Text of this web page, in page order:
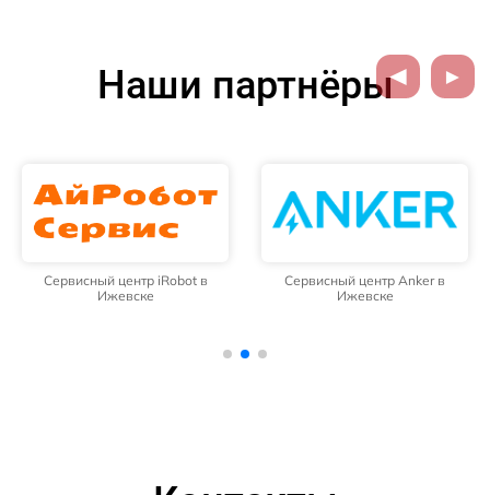
Наши партнёры
Сервисный центр iRobot в
Ижевске
Сервисный центр Anker в
Ижевске